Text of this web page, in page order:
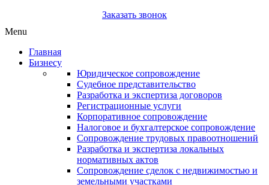
Заказать звонок
Menu
Главная
Бизнесу
Юридическое сопровождение
Судебное представительство
Разработка и экспертиза договоров
Регистрационные услуги
Корпоративное сопровождение
Налоговое и бухгалтерское сопровождение
Сопровождение трудовых правоотношений
Разработка и экспертиза локальных
нормативных актов
Сопровождение сделок с недвижимостью и
земельными участками